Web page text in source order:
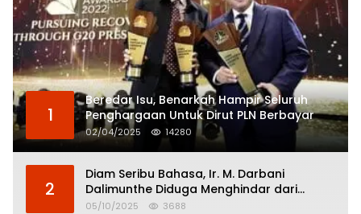
1
Beredar Isu, Benarkah Hampir Seluruh
Penghargaan Untuk Dirut PLN Berbayar
02/04/2025 14280
2
Diam Seribu Bahasa, Ir. M. Darbani
Dalimunthe Diduga Menghindar dari
Pertanggungjawaban Politik
05/10/2025 3688